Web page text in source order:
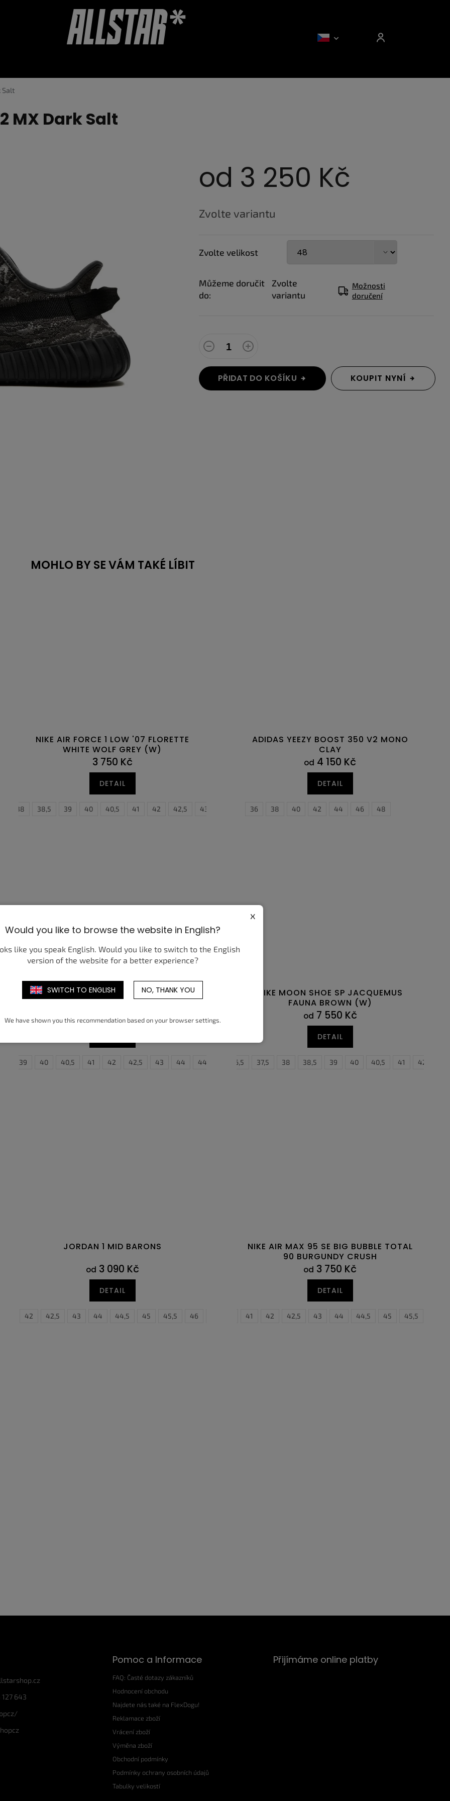
Salt
MX Dark Salt
od 3 250 Kč
cena:
Zvolte variantu
Zvolte velikost
Můžeme doručit
do:
Zvolte
variantu
Možnosti
doručení
PŘIDAT DO KOŠÍKU KOUPIT NYNÍ
MOHLO BY SE VÁM TAKÉ LÍBIT
NIKE AIR FORCE 1 LOW '07 FLORETTE
WHITE WOLF GREY (W)
3 750 Kč
DETAIL
38 38,5 39 40 40,5 41 42 42,5 43 44,5
ADIDAS YEEZY BOOST 350 V2 MONO
CLAY
od 4 150 Kč
DETAIL
36 38 40 42 44 46 48
45,5 46 47 47,5
JORDAN 1 RETRO HIGH OG SP UNION
LA BEPHIES BEAUTY SUPPLY SUMMER
3 450 Kč
39 40 40,5 41 42 42,5 43 44 44,5 45,5 47,5
NIKE MOON SHOE SP JACQUEMUS
FAUNA BROWN (W)
od 7 550 Kč
DETAIL
36,5 37,5 38 38,5 39 40 40,5 41 42
JORDAN 1 MID BARONS
od 3 090 Kč
DETAIL
42 42,5 43 44 44,5 45 45,5 46
NIKE AIR MAX 95 SE BIG BUBBLE TOTAL
90 BURGUNDY CRUSH
od 3 750 Kč
DETAIL
38,5 40 41 42 42,5 43 44 44,5 45 45,5
643
Pomoc a Informace
FAQ: Časté dotazy zákazníků
Hodnocení obchodu
Najdete nás také na FlexDogu!
Reklamace zboží
Vrácení zboží
Výměna zboží
Obchodní podmínky
Podmínky ochrany osobních údajů
Tabulky velikostí
Přijímáme online platby
Would you like to browse the website in English?
x
like you speak English. Would you like to switch to the English
version of the website for a better experience?
SWITCH TO ENGLISH NO, THANK YOU
We have shown you this recommendation based on your browser settings.